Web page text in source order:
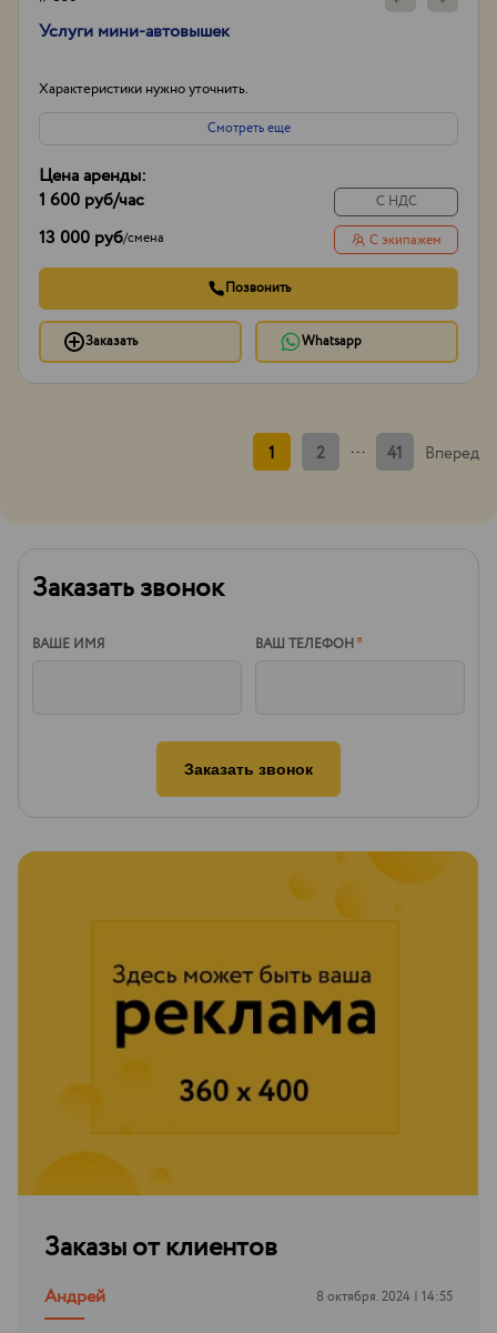
Услуги мини-автовышек
Характеристики нужно уточнить.
Смотреть еще
Цена аренды:
1 600 руб/час
13 000 руб/смена
С НДС
С экипажем
Позвонить
Заказать Whatsapp
1 2 ... 41 Вперед
Заказать звонок
ВАШЕ ИМЯ ВАШ ТЕЛЕФОН*
Заказать звонок
Заказы от клиентов
Андрей 8 октября. 2024 | 14:55